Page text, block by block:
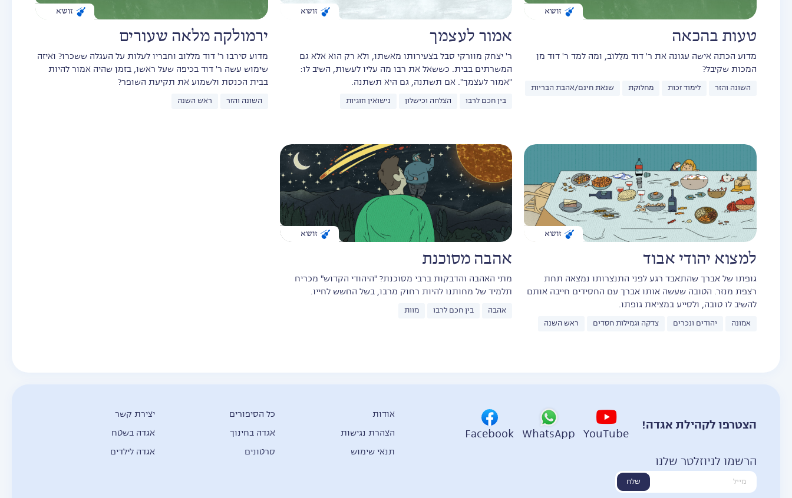
זושא
טעות בהכאה
מדוע הכתה אישה עגונה את ר' דוד מלֵלוֹב, ומה למד ר' דוד מן
המכות שקיבל?
השונה והזר לימוד זכות מחלוקת שנאת חינם/אהבת הבריות
זושא
אמור לעצמך
ר' יצחק מוורקי סבל בצעירותו מאשתו, ולא רק הוא אלא גם
המשרתים בבית. כששאל את רבו מה עליו לעשות, השיב לו:
"אמור לעצמך". אם תשתנה, גם היא תשתנה.
בין חכם לרבו הצלחה וכישלון נישואין וזוגיות
זושא
ירמולקה מלאה שעורים
מדוע סירבו ר' דוד מללוב וחבריו לעלות על העגלה ששכרו? ואיזה
שימוש עשה ר' דוד בכיפה שעל ראשו, בזמן שהיה אמור להיות
בבית הכנסת ולשמוע את תקיעת השופר?
השונה והזר ראש השנה
זושא
למצוא יהודי אבוד
גופתו של אברך שהתאבד רגע לפני התנצרותו נמצאה תחת
רצפת מנזר. הטובה שעשה אותו אברך עם החסידים חייבה אותם
להשיב לו טובה, ולסייע במציאת גופתו.
אמונה יהודים ונכרים צדקה וגמילות חסדים ראש השנה
זושא
אהבה מסוכנת
מתי האהבה והדבקות ברבי מסוכנת? "היהודי הקדוש" מכריח
תלמיד של מחותנו להיות רחוק מרבו, בשל החשש לחייו.
אהבה בין חכם לרבו מוות
הצטרפו לקהילת אגדה!
YouTube
WhatsApp
Facebook
הרשמו לניוזלטר שלנו
שלח
אודות כל הסיפורים
יצירת קשר
הצהרת נגישות
אגדה בחינוך
אגדה בשטח
תנאי שימוש
סרטונים אגדה לילדים